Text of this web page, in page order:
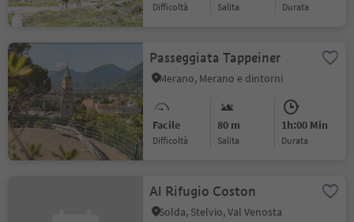
Difficoltà Salita durata
Passeggiata Tappeiner
Merano, Merano e dintorni
Facile
Difficoltà
80 m
Salita
1h:00 Min
durata
Al Rifugio Coston
Solda, Stelvio, Val Venosta